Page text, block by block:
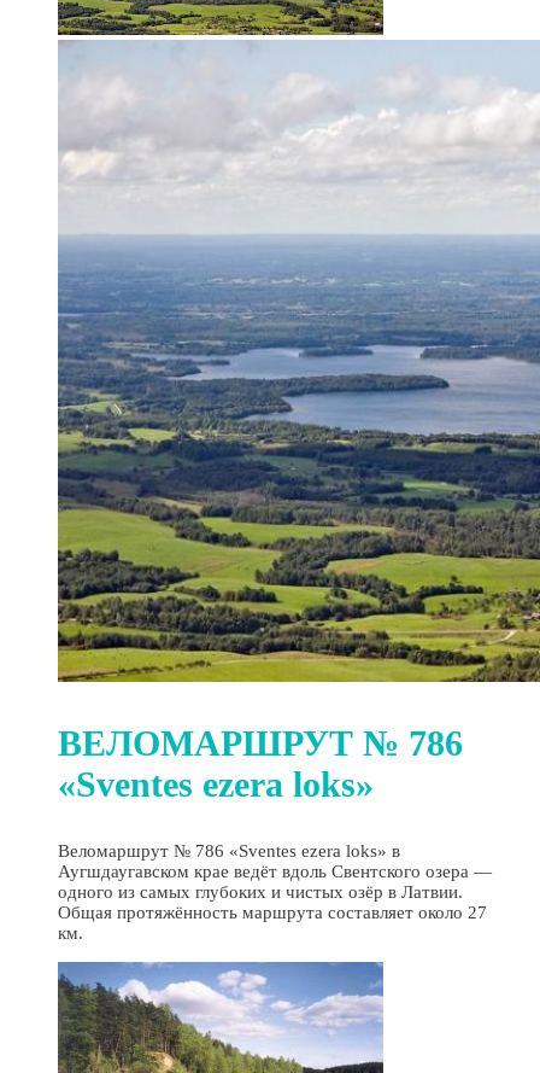
ВЕЛОМАРШРУТ № 786
«Sventes ezera loks»
Веломаршрут № 786 «Sventes ezera loks» в
Аугшдаугавском крае ведёт вдоль Свентского озера —
одного из самых глубоких и чистых озёр в Латвии.
Общая протяжённость маршрута составляет около 27
км.